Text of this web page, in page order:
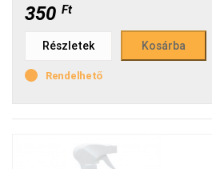
350 Ft
Részletek
Rendelhető